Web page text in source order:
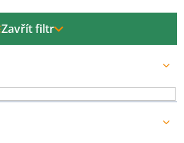
Zavřít filtr